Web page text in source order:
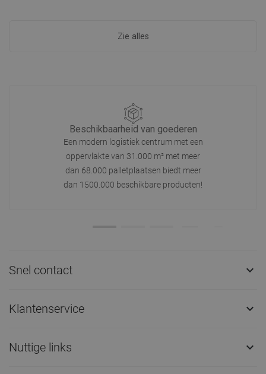
Zie alles
Beschikbaarheid van goederen
Een modern logistiek centrum met een
oppervlakte van 31.000 m² met meer
dan 68.000 palletplaatsen biedt meer
dan 1500.000 beschikbare producten!
Snel contact 
Klantenservice 
Nuttige links 